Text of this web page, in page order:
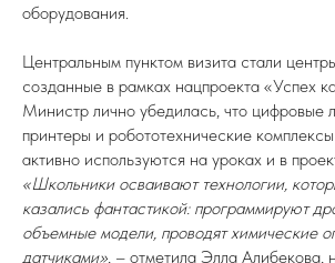
оборудования.
Центральным пунктом визита стали
созданные в рамках нацпроекта «Успех
Министр лично убедилась, что цифровые
принтеры и робототехнические
активно используются на уроках и в
«Школьники осваивают технологии,
казались фантастикой: программируют
объемные модели, проводят химические
датчиками», – отметила Элла Алибекова,